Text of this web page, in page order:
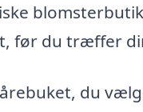
før du træffer
du